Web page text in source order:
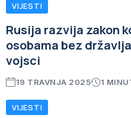
VIJESTI
Rusija razvija zakon
osobama bez
vojsci
19 TRAVNJA 2025 1
VIJESTI